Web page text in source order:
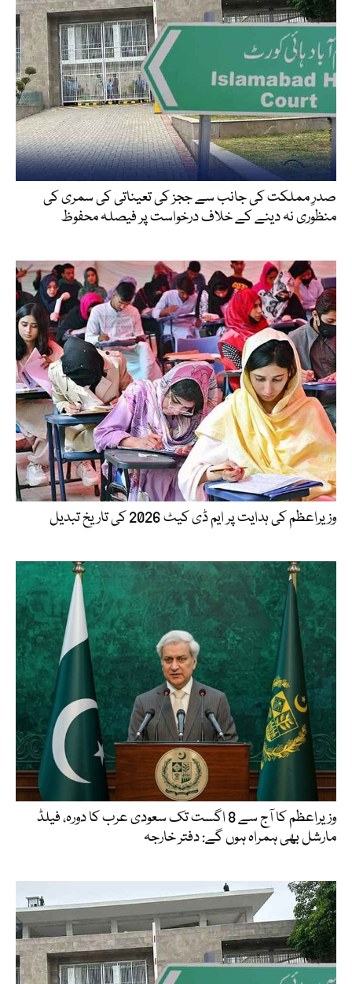
صدرِ مملکت کی جانب سے ججز کی تعیناتی کی سمری کی
منظوری نہ دینے کے خلاف درخواست پر فیصلہ محفوظ
وزیراعظم کی ہدایت پر ایم ڈی کیٹ 2026 کی تاریخ تبدیل
وزیراعظم کا آج سے 8 اگست تک سعودی عرب کا دورہ، فیلڈ
مارشل بھی ہمراہ ہوں گے: دفتر خارجہ